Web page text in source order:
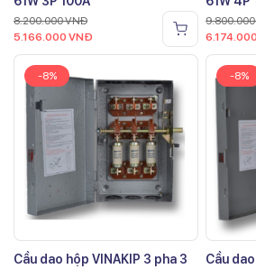
8.200.000VNĐ
5.166.000 VNĐ
9.800.000
6.174.000
-8%
Cầu dao hộp VINAKIP 3 pha 3
-8%
Cầu